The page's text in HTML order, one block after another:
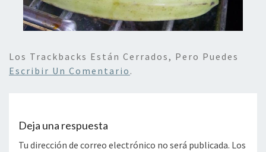
Los Trackbacks Están Cerrados, Pero Puedes
Escribir Un Comentario .
Deja una respuesta
Tu dirección de correo electrónico no será publicada. Los